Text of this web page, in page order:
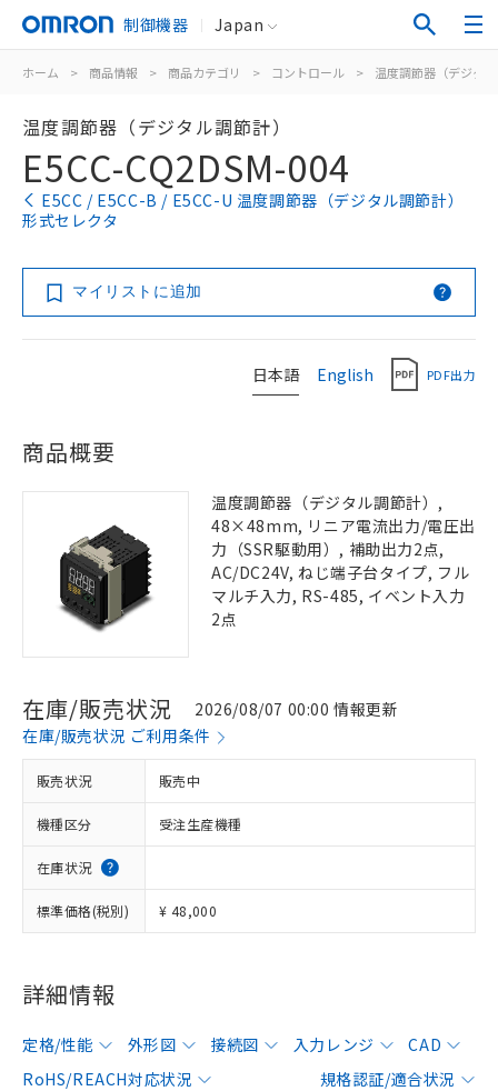
制御機器 Japan
ホーム > 商品情報 > 商品カテゴリ > コントロール > 温度調節器（デジタ
温度調節器（デジタル調節計）
E5CC-CQ2DSM-004
E5CC / E5CC-B / E5CC-U 温度調節器（デジタル調節計）
形式セレクタ
マイリストに追加
日本語 English PDF出力
商品概要
温度調節器（デジタル調節計）,
48×48mm, リニア電流出力/電圧出
力（SSR駆動用）, 補助出力2点,
AC/DC24V, ねじ端子台タイプ, フル
マルチ入力, RS-485, イベント入力
2点
在庫/販売状況
2026/08/07 00:00 情報更新
在庫/販売状況 ご利用条件
販売状況 販売中
機種区分 受注生産機種
在庫状況
標準価格(税別) ¥ 48,000
詳細情報
定格/性能 外形図 接続図 入力レンジ
CAD
RoHS/REACH対応状況
規格認証/適合状況